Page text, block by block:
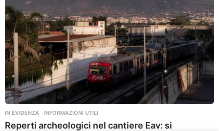
o
IN EVIDENZA ,INFORMAZIONI UTILI
Reperti archeologici nel cantiere Eav: si